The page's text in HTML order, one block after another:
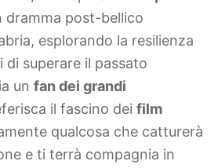
dramma post-bellico
esplorando la resilienza
di superare il passato
un fan dei grandi
il fascino dei film
qualcosa che catturerà
e ti terrà compagnia in